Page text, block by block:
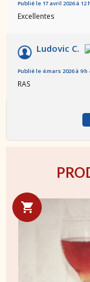
Publié le 17 avril 2026 à 12
Excellentes
Ludovic C.
Publié le 4 mars 2026 à 9 h
RAS